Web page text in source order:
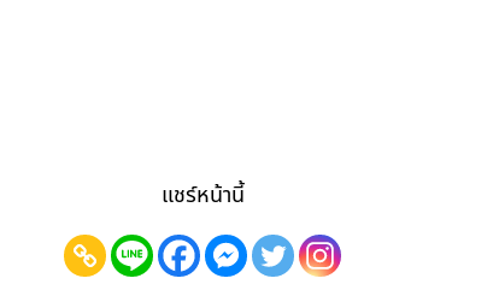
แชร์หน้านี้